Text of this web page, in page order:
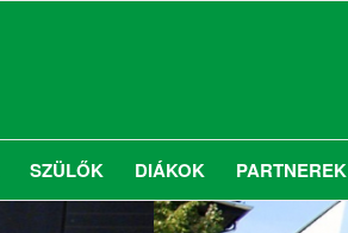
SZÜLŐK DIÁKOK PARTNEREK